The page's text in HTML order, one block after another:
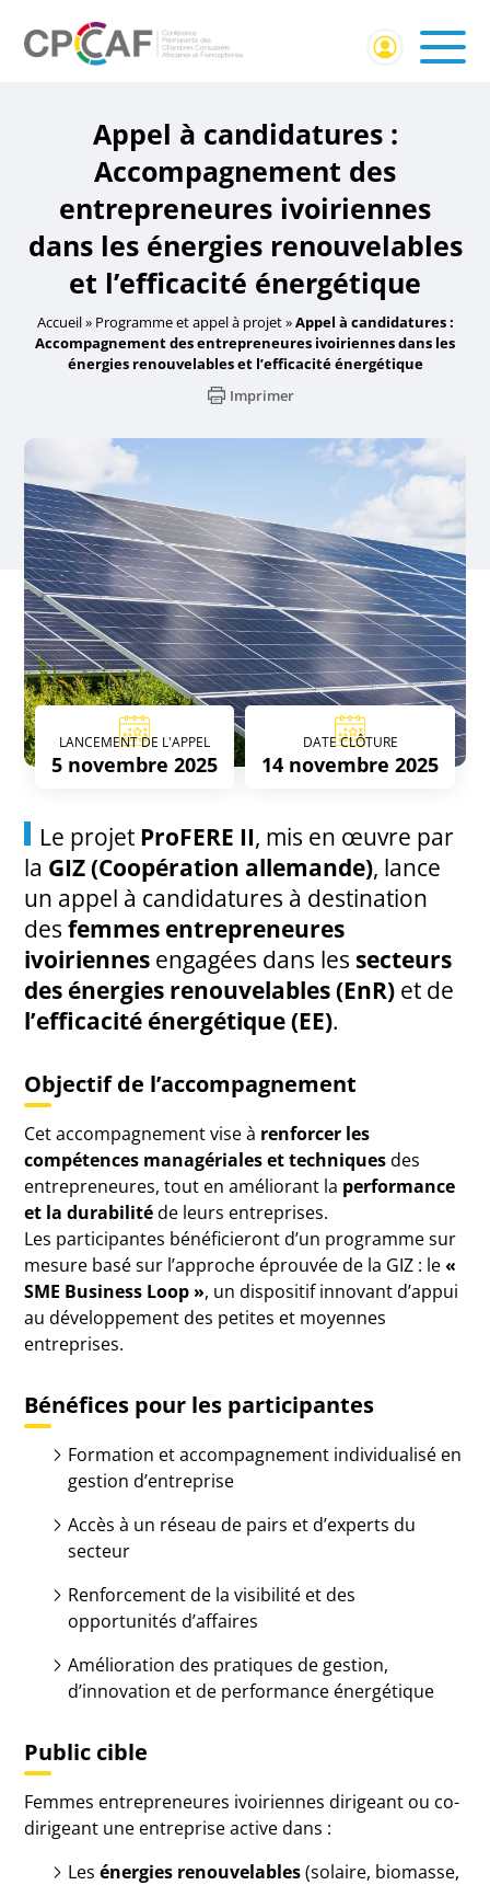
Appel à candidatures :
Accompagnement des
entrepreneures ivoiriennes
dans les énergies renouvelables
et l’efficacité énergétique
Accueil» Programme et appel à projet»Appel à candidatures :
Accompagnement des entrepreneures ivoiriennes dans les
énergies renouvelables et l’efficacité énergétique
Imprimer
LANCEMENT DE L'APPEL
5 novembre 2025
DATE CLÔTURE
14 novembre 2025
Le projet ProFERE II, mis en œuvre par
la GIZ (Coopération allemande), lance
un appel à candidatures à destination
desfemmes entrepreneures
ivoiriennes engagées dans les secteurs
des énergies renouvelables (EnR) et de
l’efficacité énergétique (EE).
Objectif de l’accompagnement
Cet accompagnement vise à renforcer les
compétences managériales et techniquesdes
entrepreneures, tout en améliorant la performance
et la durabilitéde leurs entreprises.
Les participantes bénéficieront d’un programme sur
mesure basé sur l’approche éprouvée de la GIZ : le«
SME Business Loop », un dispositif innovant d’appui
au développement des petites et moyennes
entreprises.
Bénéfices pour les participantes
Formation et accompagnement individualisé en
gestion d’entreprise
Accès à un réseau de pairs et d’experts du
secteur
Renforcement de la visibilité et des
opportunités d’affaires
Amélioration des pratiques de gestion,
d’innovation et de performance énergétique
Public cible
Femmes entrepreneures ivoiriennes dirigeant ou co-
dirigeant une entreprise active dans :
Lesénergies renouvelables(solaire, biomasse,